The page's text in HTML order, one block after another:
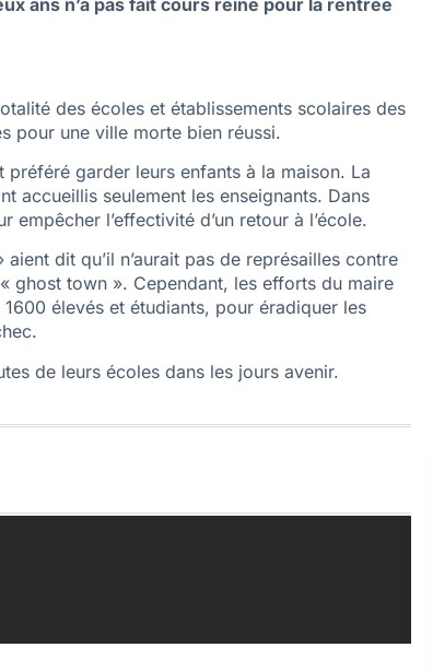
des écoles et établissements scolaires des
pour une ville morte bien réussi.
garder leurs enfants à la maison. La
accueillis seulement les enseignants. Dans
l’effectivité d’un retour à l’école.
dit qu’il n’aurait pas de représailles contre
ghost town ». Cependant, les efforts du maire
élevés et étudiants, pour éradiquer les
de leurs écoles dans les jours avenir.